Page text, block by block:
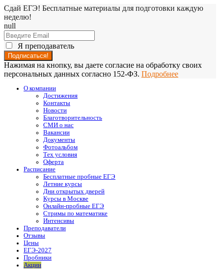
Сдай ЕГЭ! Бесплатные материалы для подготовки каждую
неделю!
null
Я преподаватель
Нажимая на кнопку, вы даете согласие на обработку своих
персональных данных согласно 152-ФЗ. Подробнее
О компании
Достижения
Контакты
Новости
Благотворительность
СМИ о нас
Вакансии
Документы
Фотоальбом
Тех условия
Оферта
Расписание
Бесплатные пробные ЕГЭ
Летние курсы
Дни открытых дверей
Курсы в Москве
Онлайн-пробные ЕГЭ
Стримы по математике
Интенсивы
Преподаватели
Отзывы
Цены
ЕГЭ-2027
Пробники
Акции